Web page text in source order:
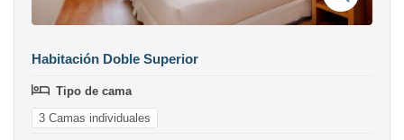
Habitación Doble Superior
Tipo de cama
3 Camas individuales